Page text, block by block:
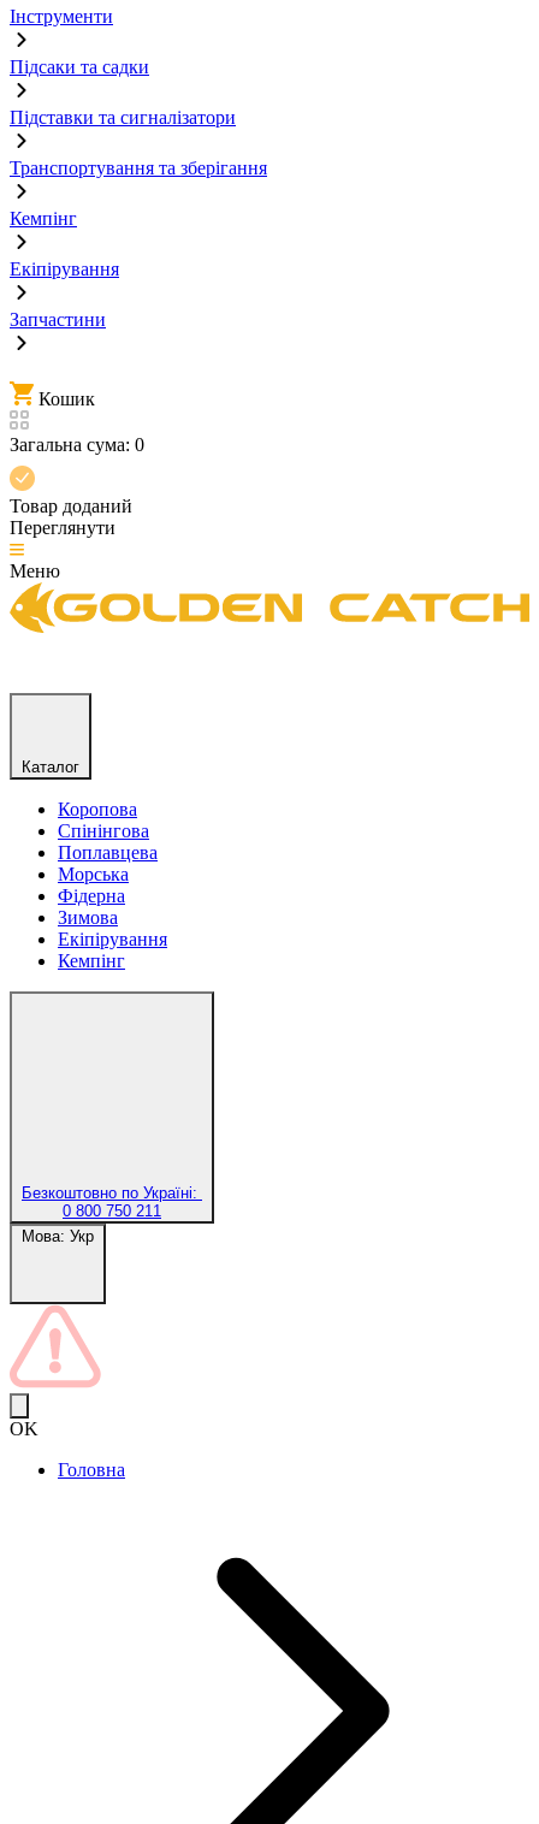
Інструменти
Підсаки та садки
Підставки та сигналізатори
Транспортування та зберігання
Кемпінг
Екіпірування
Запчастини
Кошик
Загальна сума: 0
Товар доданий
Переглянути
Меню
Каталог
Коропова
Спінінгова
Поплавцева
Морська
Фідерна
Зимова
Екіпірування
Кемпінг
Безкоштовно по Україні:
0 800 750 211
Мова: Укр
OK
Головна